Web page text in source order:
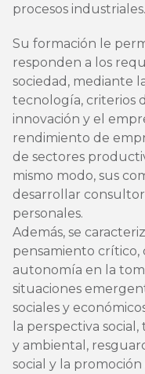
procesos industriales.
Su formación le
responden a los
sociedad, mediante
tecnología, criterios
innovación y el
rendimiento de
de sectores
mismo modo, sus
desarrollar
personales.
Además, se
pensamiento crítico,
autonomía en la
situaciones
sociales y
la perspectiva
y ambiental,
social y la